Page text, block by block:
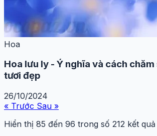
Hoa
Hoa lưu ly - Ý nghĩa và cách
tươi đẹp
26/10/2024
« Trước Sau »
Hiển thị 85 đến 96 trong số 212 kết quả